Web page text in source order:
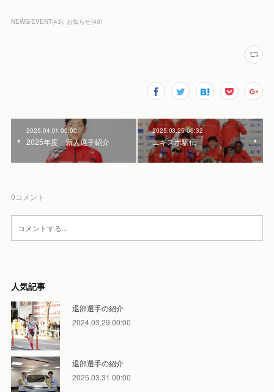
NEWS/EVENT(43) お知らせ(40)
2025.04.01 00:00
2025年度 新人選手紹介
2025.03.25 06:32
エキスポ駅伝
0コメント
人気記事
退部選手の紹介
2024.03.29 00:00
退部選手の紹介
2025.03.31 00:00